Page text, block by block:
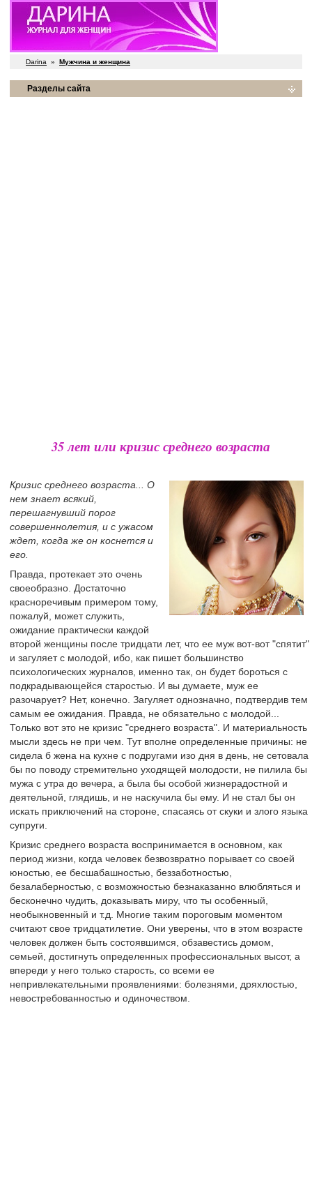
Darina » Мужчина и женщина
Разделы сайта
35 лет или кризис среднего возраста
Кризис среднего возраста... О
нем знает всякий,
перешагнувший порог
совершеннолетия, и с ужасом
ждет, когда же он коснется и
его.
Правда, протекает это очень
своеобразно. Достаточно
красноречивым примером тому,
пожалуй, может служить,
ожидание практически каждой
второй женщины после тридцати лет, что ее муж вот-вот "спятит"
и загуляет с молодой, ибо, как пишет большинство
психологических журналов, именно так, он будет бороться с
подкрадывающейся старостью. И вы думаете, муж ее
разочарует? Нет, конечно. Загуляет однозначно, подтвердив тем
самым ее ожидания. Правда, не обязательно с молодой...
Только вот это не кризис "среднего возраста". И материальность
мысли здесь не при чем. Тут вполне определенные причины: не
сидела б жена на кухне с подругами изо дня в день, не сетовала
бы по поводу стремительно уходящей молодости, не пилила бы
мужа с утра до вечера, а была бы особой жизнерадостной и
деятельной, глядишь, и не наскучила бы ему. И не стал бы он
искать приключений на стороне, спасаясь от скуки и злого языка
супруги.
Кризис среднего возраста воспринимается в основном, как
период жизни, когда человек безвозвратно порывает со своей
юностью, ее бесшабашностью, беззаботностью,
безалаберностью, с возможностью безнаказанно влюбляться и
бесконечно чудить, доказывать миру, что ты особенный,
необыкновенный и т.д. Многие таким пороговым моментом
считают свое тридцатилетие. Они уверены, что в этом возрасте
человек должен быть состоявшимся, обзавестись домом,
семьей, достигнуть определенных профессиональных высот, а
впереди у него только старость, со всеми ее
непривлекательными проявлениями: болезнями, дряхлостью,
невостребованностью и одиночеством.